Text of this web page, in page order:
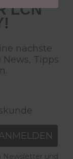
LCN
nächste
Tipps
Newsletter und